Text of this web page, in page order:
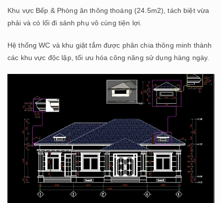
Khu vực Bếp & Phòng ăn thông thoáng (24.5m2), tách biệt vừa
phải và có lối đi sảnh phụ vô cùng tiện lợi.
Hệ thống WC và khu giặt tắm được phân chia thông minh thành
các khu vực độc lập, tối ưu hóa công năng sử dụng hàng ngày.